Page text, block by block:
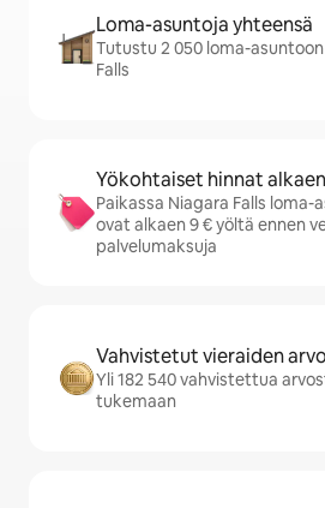
Loma-asuntoja yhteensä
Tutustu 2 050 loma-
Falls
Yökohtaiset hinnat alkaen
Paikassa Niagara Falls loma-
ovat alkaen 9 € yöltä ennen
palvelumaksuja
Vahvistetut vieraiden
Yli 182 540 vahvistettua
tukemaan